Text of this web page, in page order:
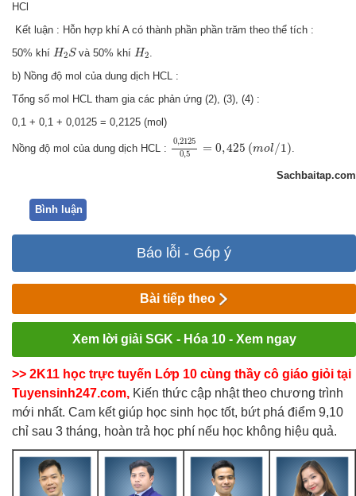
HCl
Kết luận : Hỗn hợp khí A có thành phần phần trăm theo thể tích :
50% khí H2S
H2 Svà 50% khíH2
H2 .
b) Nồng độ mol của dung dịch HCL :
Tổng số mol HCL tham gia các phản ứng (2), (3), (4) :
0,1 + 0,1 + 0,0125 = 0,2125 (mol)
Nồng độ mol của dung dịch HCL :
0,2125
0,5 = 0,425 (mol /1)
0,2125
Sachbaitap.com
Bình luận
Báo lỗi - Góp ý
Bài tiếp theo
Xem lời giải SGK - Hóa 10 - Xem ngay
>> 2K11 học trực tuyến Lớp 10 cùng thầy cô giáo giỏi tại
Tuyensinh247.com, Kiến thức cập nhật theo chương trình
mới nhất. Cam kết giúp học sinh học tốt, bứt phá điểm 9,10
chỉ sau 3 tháng, hoàn trả học phí nếu học không hiệu quả.